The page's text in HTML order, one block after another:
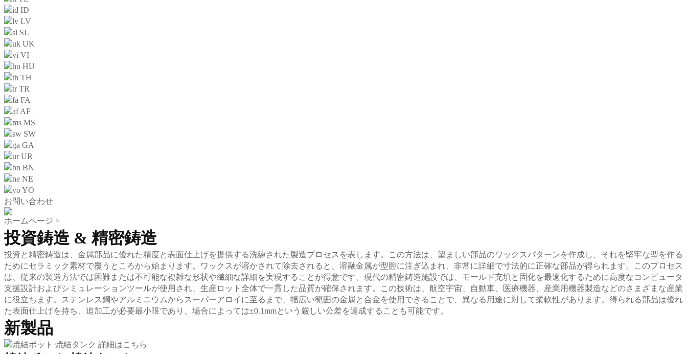
ID
LV
SL
UK
VI
HU
TH
TR
FA
AF
MS
SW
GA
UR
BN
NE
YO
お問い合わせ
ホームページ >
投資鋳造 & 精密鋳造
投資と精密鋳造は、金属部品に優れた精度と表面仕上げを提供する洗練された製造プロセスを表します。この方法は、望ましい部品のワックスパターンを作成し、それを堅牢な型を作る
ためにセラミック素材で覆うところから始まります。ワックスが溶かされて除去されると、溶融金属が型腔に注ぎ込まれ、非常に詳細で寸法的に正確な部品が得られます。このプロセス
は、従来の製造方法では困難または不可能な複雑な形状や繊細な詳細を実現することが得意です。現代の精密鋳造施設では、モールド充填と固化を最適化するために高度なコンピュータ
支援設計およびシミュレーションツールが使用され、生産ロット全体で一貫した品質が確保されます。この技術は、航空宇宙、自動車、医療機器、産業用機器製造などのさまざまな産業
に役立ちます。ステンレス鋼やアルミニウムからスーパーアロイに至るまで、幅広い範囲の金属と合金を使用できることで、異なる用途に対して柔軟性があります。得られる部品は優れ
た表面仕上げを持ち、追加工が必要最小限であり、場合によっては±0.1mmという厳しい公差を達成することも可能です。
新製品
詳細はこちら